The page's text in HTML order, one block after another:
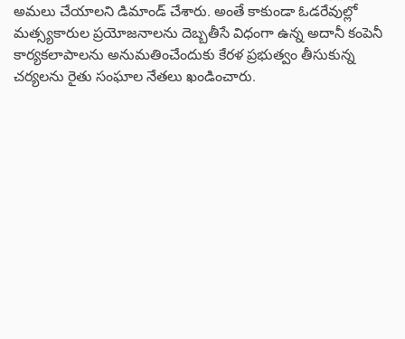
అమలు చేయాలని డిమాండ్ చేశారు. అంతే కాకుండా ఓడరేవుల్లో
మత్స్యకారుల ప్రయోజనాలను దెబ్బతీసే విధంగా ఉన్న అదానీ కంపెనీ
కార్యకలాపాలను అనుమతించేందుకు కేరళ ప్రభుత్వం తీసుకున్న
చర్యలను రైతు సంఘాల నేతలు ఖండించారు.